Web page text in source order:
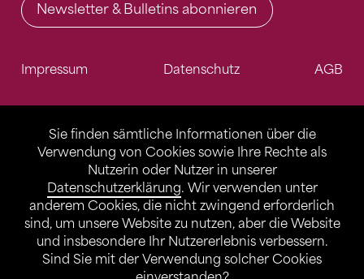
Sie finden sämtliche Informationen über die
Verwendung von Cookies sowie Ihre Rechte als
Nutzerin oder Nutzer in unserer
Datenschutzerklärung. Wir verwenden unter
anderem Cookies, die nicht zwingend erforderlich
sind, um unsere Website zu nutzen, aber die Website
und insbesondere Ihr Nutzererlebnis verbessern.
Sind Sie mit der Verwendung solcher Cookies
Newsletter & Bulletins abonnieren
Impressum Datenschutz AGB